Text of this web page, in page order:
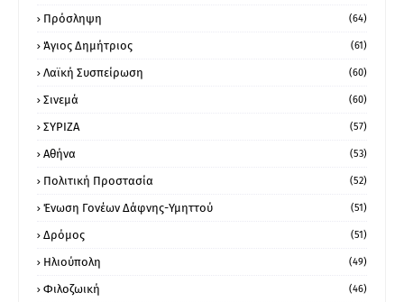
Πρόσληψη (64)
Άγιος Δημήτριος (61)
Λαϊκή Συσπείρωση (60)
Σινεμά (60)
ΣΥΡΙΖΑ (57)
Αθήνα (53)
Πολιτική Προστασία (52)
Ένωση Γονέων Δάφνης-Υμηττού (51)
Δρόμος (51)
Ηλιούπολη (49)
Φιλοζωική (46)